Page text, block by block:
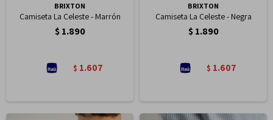
BRIXTON
Camiseta La Celeste - Marrón
$ 1.890
$ 1.607
BRIXTON
Camiseta La Celeste - Negra
$ 1.890
$ 1.607